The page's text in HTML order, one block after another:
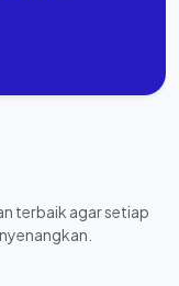
terbaik agar setiap